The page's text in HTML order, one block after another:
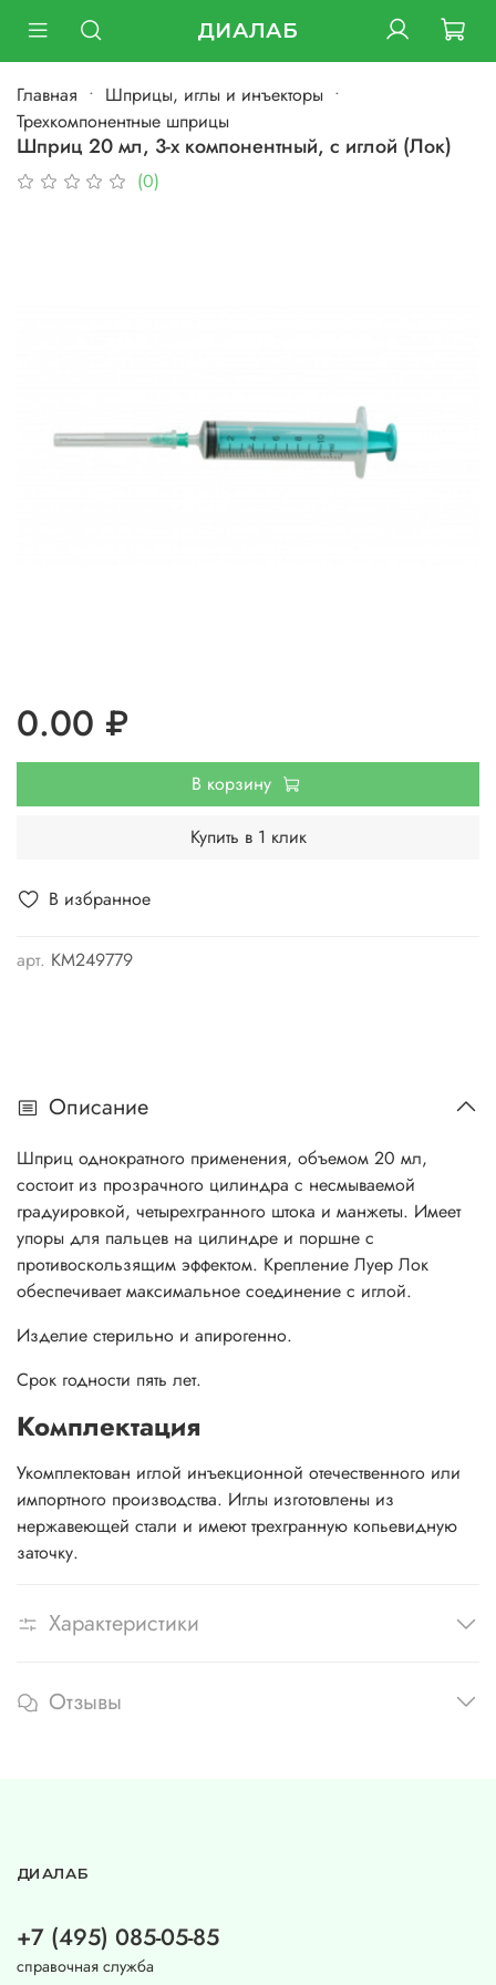
ДИАЛАБ
Главная
Шприцы, иглы и инъекторы
Трехкомпонентные шприцы
Шприц 20 мл, 3-х компонентный, с иглой (Лок)
(0)
В избранное
арт. КМ249779
0.00 ₽
В корзину
Купить в 1 клик
Описание
Шприц однократного применения, объемом 20 мл,
состоит из прозрачного цилиндра с несмываемой
градуировкой, четырехгранного штока и манжеты. Имеет
упоры для пальцев на цилиндре и поршне с
противоскользящим эффектом. Крепление Луер Лок
обеспечивает максимальное соединение с иглой.
Изделие стерильно и апирогенно.
Срок годности пять лет.
Комплектация
Укомплектован иглой инъекционной отечественного или
импортного производства. Иглы изготовлены из
нержавеющей стали и имеют трехгранную копьевидную
заточку.
Характеристики
Отзывы
ДИАЛАБ
+7 (495) 085-05-85
справочная служба